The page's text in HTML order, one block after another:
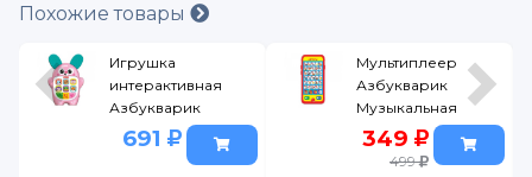
Похожие товары
Игрушка
интерактивная
Азбукварик
Мой первый
смартфончик
691
Мультиплеер
Азбукварик
Музыкальная
азбука
красный
349
499